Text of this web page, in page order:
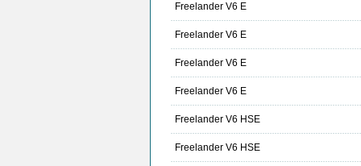
Freelander V6 E
Freelander V6 E
Freelander V6 E
Freelander V6 E
Freelander V6 HSE
Freelander V6 HSE